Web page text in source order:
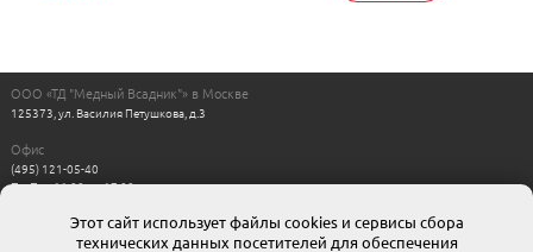
ООО «ТД "Медный Всадник"» в Москве
125373, ул. Василия Петушкова, д.3
Офис
(495) 121-05-40
Пн-Пт с 11:00 до 17:00
Интернет магазин
8-800-511-00-88
Этот сайт использует файлы cookies и сервисы сбора
технических данных посетителей для обеспечения